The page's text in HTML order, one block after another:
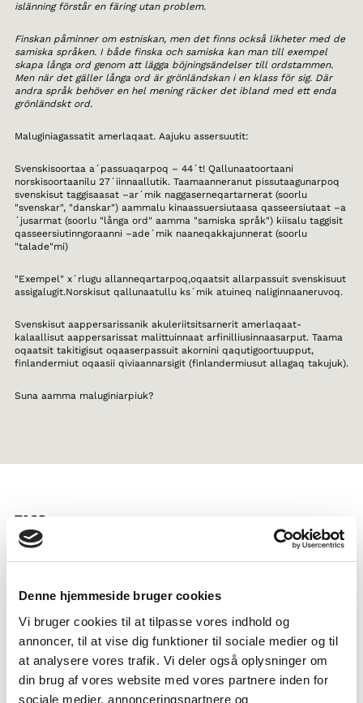
Denne hjemmeside bruger cookies
Vi bruger cookies til at tilpasse vores indhold og
annoncer, til at vise dig funktioner til sociale medier og til
at analysere vores trafik. Vi deler også oplysninger om
din brug af vores website med vores partnere inden for
sociale medier, annonceringspartnere og
TAGS
GUX
Nunat Avannarliit oqaaserisanik ilisimasat
islänning förstår en färing utan problem.
Finskan påminner om estniskan, men det finns också likheter med de
samiska språken. I både finska och samiska kan man till exempel
skapa långa ord genom att lägga böjningsändelser till ordstammen.
Men när det gäller långa ord är grönländskan i en klass för sig. Där
andra språk behöver en hel mening räcker det ibland med ett enda
grönländskt ord.
Maluginiagassatit amerlaqaat. Aajuku assersuutit:
Svenskisoortaa a´passuaqarpoq – 44´t! Qallunaatoortaani
norskisoortaanilu 27´iinnaallutik. Taamaanneranut pissutaagunarpoq
svenskisut taggisaasat –ar´mik naggaserneqartarnerat (soorlu
"svenskar", "danskar") aammalu kinaassuersiutaasa qasseersiutaat –a
´jusarmat (soorlu "långa ord" aamma "samiska språk") kiisalu taggisit
qasseersiutinngoraanni –ade´mik naaneqakkajunnerat (soorlu
"talade"mi)
"Exempel" x´rlugu allanneqartarpoq,oqaatsit allarpassuit svenskisuut
assigalugit.Norskisut qallunaatullu ks´mik atuineq naliginnaaneruvoq.
Svenskisut aappersarissanik akuleriitsitsarnerit amerlaqaat-
kalaallisut aappersarissat malittuinnaat arfinilliusinnaasarput. Taama
oqaatsit takitigisut oqaaserpassuit akornini qaqutigoortuupput,
finlandermiut oqaasii qiviaannarsigit (finlandermiusut allagaq takujuk).
Suna aamma maluginiarpiuk?